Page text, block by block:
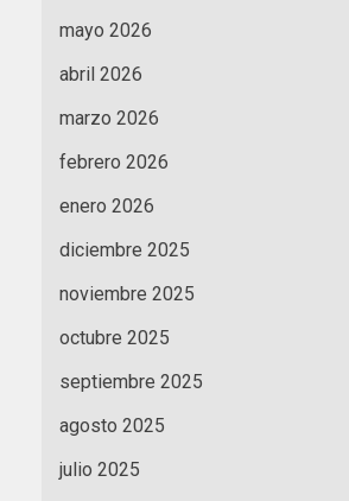
mayo 2026
abril 2026
marzo 2026
febrero 2026
enero 2026
diciembre 2025
noviembre 2025
octubre 2025
septiembre 2025
agosto 2025
julio 2025